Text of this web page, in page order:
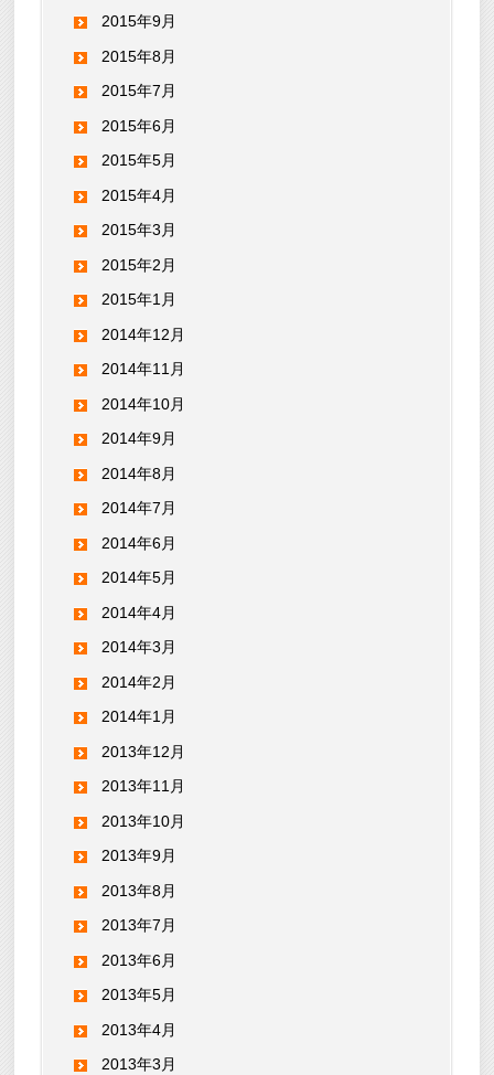
2015年9月
2015年8月
2015年7月
2015年6月
2015年5月
2015年4月
2015年3月
2015年2月
2015年1月
2014年12月
2014年11月
2014年10月
2014年9月
2014年8月
2014年7月
2014年6月
2014年5月
2014年4月
2014年3月
2014年2月
2014年1月
2013年12月
2013年11月
2013年10月
2013年9月
2013年8月
2013年7月
2013年6月
2013年5月
2013年4月
2013年3月